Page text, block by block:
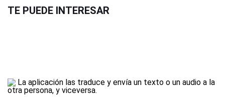
TE PUEDE INTERESAR